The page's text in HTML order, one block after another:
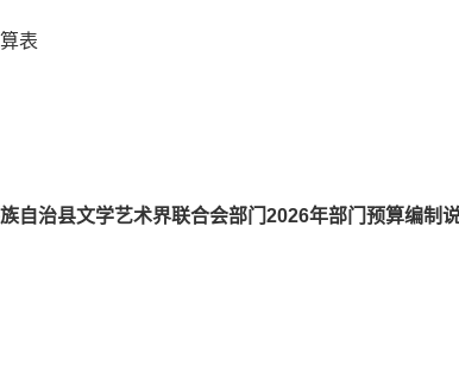
表
自治县文学艺术界联合会部门2026年部门预算编制